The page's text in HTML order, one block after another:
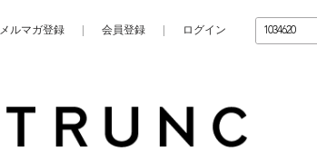
メルマガ登録 会員登録 ログイン